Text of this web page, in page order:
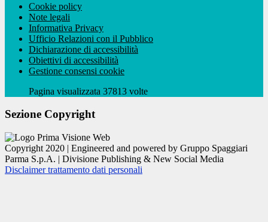
Cookie policy
Note legali
Informativa Privacy
Ufficio Relazioni con il Pubblico
Dichiarazione di accessibilità
Obiettivi di accessibilità
Gestione consensi cookie
Pagina visualizzata 37813 volte
Sezione Copyright
Copyright 2020 | Engineered and powered by Gruppo Spaggiari
Parma S.p.A. | Divisione Publishing & New Social Media
Disclaimer trattamento dati personali